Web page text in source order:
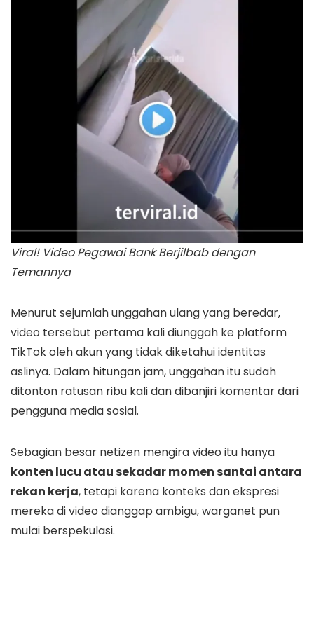
Viral! Video Pegawai Bank Berjilbab dengan
Temannya
Menurut sejumlah unggahan ulang yang beredar,
video tersebut pertama kali diunggah ke platform
TikTok oleh akun yang tidak diketahui identitas
aslinya. Dalam hitungan jam, unggahan itu sudah
ditonton ratusan ribu kali dan dibanjiri komentar dari
pengguna media sosial.
Sebagian besar netizen mengira video itu hanya
konten lucu atau sekadar momen santai antara
rekan kerja, tetapi karena konteks dan ekspresi
mereka di video dianggap ambigu, warganet pun
mulai berspekulasi.